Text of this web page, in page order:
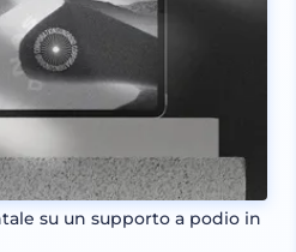
su un supporto a podio in